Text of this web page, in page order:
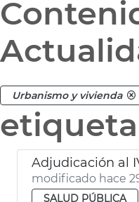
Urbanismo y vivienda
etiqueta
modificado hace
SALUD PÚBLICA